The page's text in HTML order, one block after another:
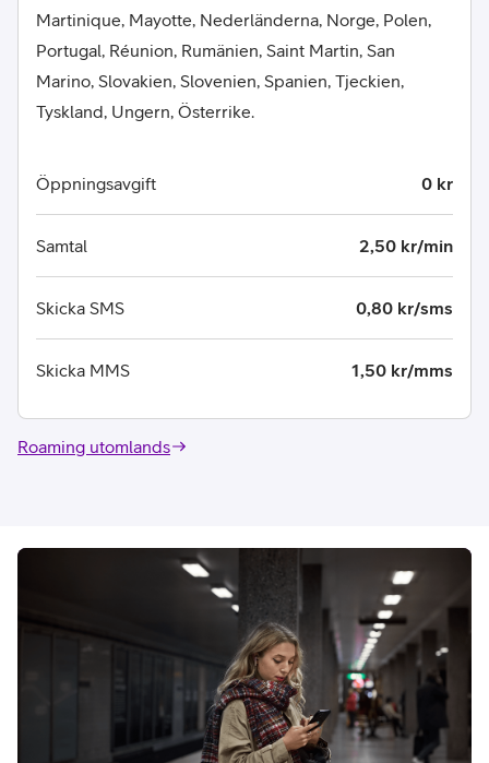
Martinique, Mayotte, Nederländerna, Norge, Polen,
Portugal, Réunion, Rumänien, Saint Martin, San
Marino, Slovakien, Slovenien, Spanien, Tjeckien,
Tyskland, Ungern, Österrike.
Öppningsavgift 0 kr
Samtal 2,50 kr/min
Skicka SMS 0,80 kr/sms
Skicka MMS 1,50 kr/mms
Roaming utomlands